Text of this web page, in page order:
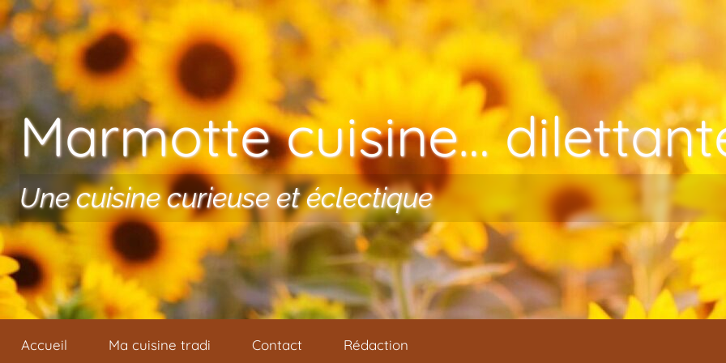
Aller au contenu
Marmotte cuisine…
Une cuisine curieuse et éclectique
Accueil Ma cuisine tradi Contact Rédaction